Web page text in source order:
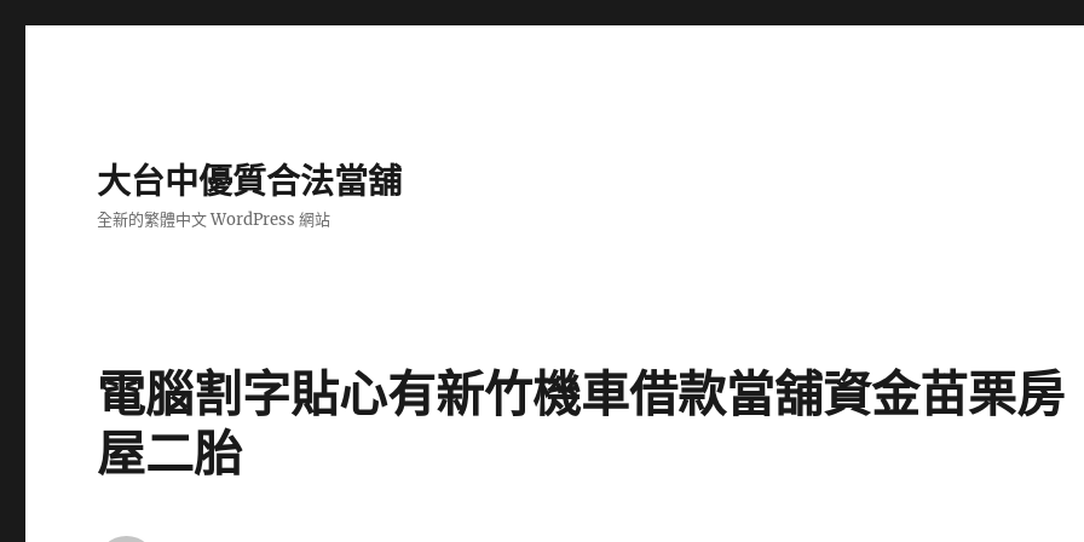
大台中優質合法當舖
全新的繁體中文 WordPress 網站
電腦割字貼心有新竹機車借款當舖資金苗栗房
屋二胎